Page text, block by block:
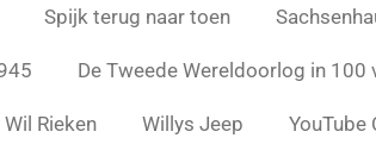
Spijk terug naar toen
De Tweede Wereldoorlog in 100
Wil Rieken Willys Jeep YouTube